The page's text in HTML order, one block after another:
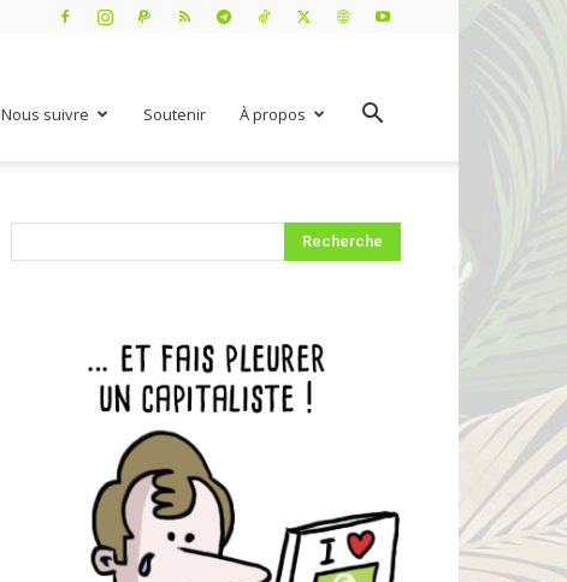
Nous suivre Soutenir À propos